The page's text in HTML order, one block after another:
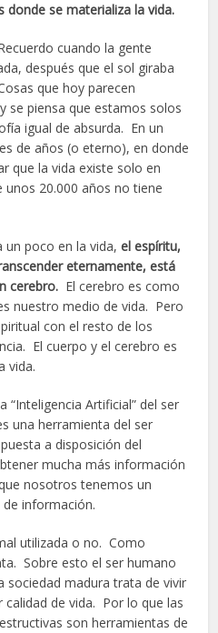
donde se materializa la vida.
cuando la gente
después que el sol giraba
que hoy parecen
se piensa que estamos solos
igual de absurda. En un
de años (o eterno), en donde
que la vida existe solo en
20.000 años no tiene
un poco en la vida,el espíritu,
eternamente, está
cerebro. El cerebro es como
nuestro medio de vida. Pero
con el resto de los
El cuerpo y el cerebro es
vida.
“Inteligencia Artificial” del ser
una herramienta del ser
a disposición del
mucha más información
nosotros tenemos un
información.
utilizada o no. Como
Sobre esto el ser humano
sociedad madura trata de vivir
de vida. Por lo que las
son herramientas de